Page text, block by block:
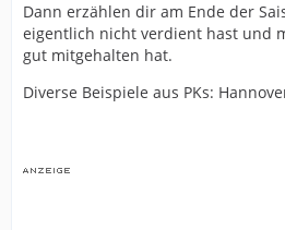
Dann erzählen dir am Ende der
eigentlich nicht verdient hast und
gut mitgehalten hat.
Diverse Beispiele aus PKs: